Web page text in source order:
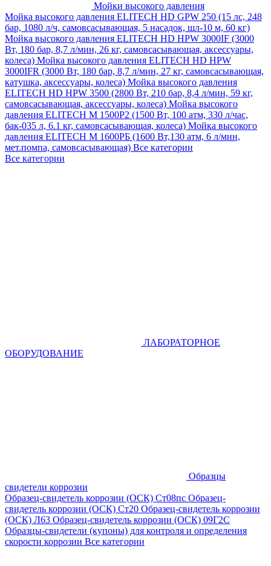
Мойки высокого давления
Мойка высокого давления ELITECH HD GPW 250 (15 лс, 248
бар, 1080 л/ч, самовсасывающая, 5 насадок, шл-10 м, 60 кг)
Мойка высокого давления ELITECH HD HPW 3000IF (3000
Вт, 180 бар, 8,7 л/мин, 26 кг, самовсасывающая, аксессуары,
колеса) Мойка высокого давления ELITECH HD HPW
3000IFR (3000 Вт, 180 бар, 8,7 л/мин, 27 кг, самовсасывающая,
катушка, аксессуары, колеса) Мойка высокого давления
ELITECH HD HPW 3500 (2800 Вт, 210 бар, 8,4 л/мин, 59 кг,
самовсасывающая, аксессуары, колеса) Мойка высокого
давления ELITECH M 1500P2 (1500 Вт, 100 атм, 330 л/час,
бак-035 л, 6.1 кг, самовсасывающая, колеса) Мойка высокого
давления ELITECH М 1600РБ (1600 Вт,130 атм, 6 л/мин,
мет.помпа, самовсасывающая) Все категории
Все категории
ЛАБОРАТОРНОЕ
ОБОРУДОВАНИЕ
Образцы
свидетели коррозии
Образец-свидетель коррозии (ОСК) Ст08пс Образец-
свидетель коррозии (ОСК) Ст20 Образец-свидетель коррозии
(ОСК) Л63 Образец-свидетель коррозии (ОСК) 09Г2С
Образцы-свидетели (купоны) для контроля и определения
скорости коррозии Все категории